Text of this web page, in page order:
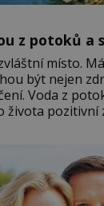
z potoků a
místo.
být nejen
Voda z
života pozitivní
rituály a
Je důležité